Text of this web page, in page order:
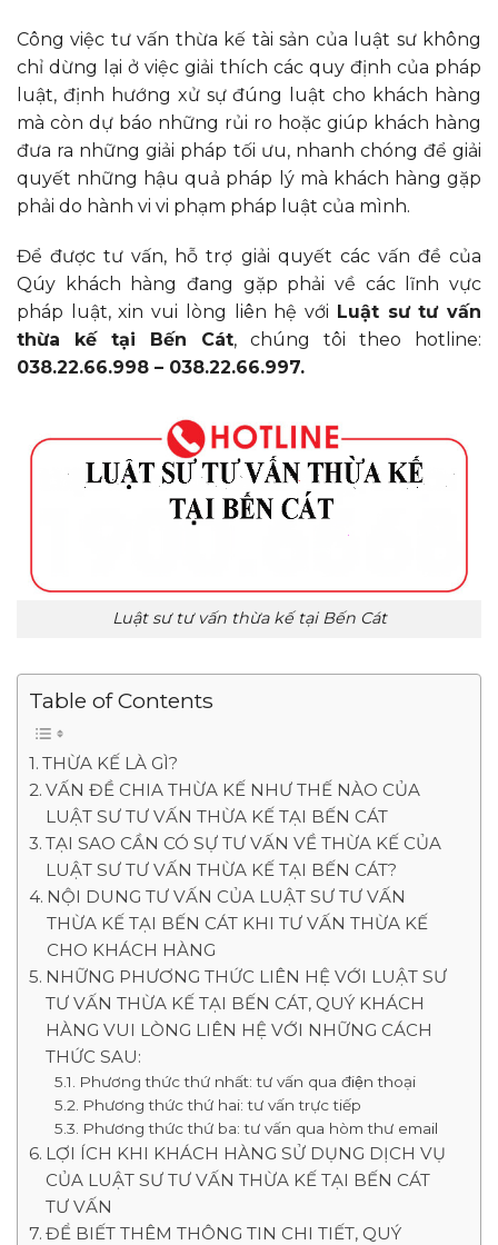
Công việc tư vấn thừa kế tài sản của luật sư không
chỉ dừng lại ở việc giải thích các quy định của pháp
luật, định hướng xử sự đúng luật cho khách hàng
mà còn dự báo những rủi ro hoặc giúp khách hàng
đưa ra những giải pháp tối ưu, nhanh chóng để giải
quyết những hậu quả pháp lý mà khách hàng gặp
phải do hành vi vi phạm pháp luật của mình.
Để được tư vấn, hỗ trợ giải quyết các vấn đề của
Qúy khách hàng đang gặp phải về các lĩnh vực
pháp luật, xin vui lòng liên hệ với Luật sư tư vấn
thừa kế tại Bến Cát, chúng tôi theo hotline:
038.22.66.998 – 038.22.66.997.
Luật sư tư vấn thừa kế tại Bến Cát
Table of Contents
THỪA KẾ LÀ GÌ?
VẤN ĐỀ CHIA THỪA KẾ NHƯ THẾ NÀO CỦA
LUẬT SƯ TƯ VẤN THỪA KẾ TẠI BẾN CÁT
TẠI SAO CẦN CÓ SỰ TƯ VẤN VỀ THỪA KẾ CỦA
LUẬT SƯ TƯ VẤN THỪA KẾ TẠI BẾN CÁT?
NỘI DUNG TƯ VẤN CỦA LUẬT SƯ TƯ VẤN
THỪA KẾ TẠI BẾN CÁT KHI TƯ VẤN THỪA KẾ
CHO KHÁCH HÀNG
NHỮNG PHƯƠNG THỨC LIÊN HỆ VỚI LUẬT SƯ
TƯ VẤN THỪA KẾ TẠI BẾN CÁT, QUÝ KHÁCH
HÀNG VUI LÒNG LIÊN HỆ VỚI NHỮNG CÁCH
THỨC SAU:
Phương thức thứ nhất: tư vấn qua điện thoại
Phương thức thứ hai: tư vấn trực tiếp
Phương thức thứ ba: tư vấn qua hòm thư email
LỢI ÍCH KHI KHÁCH HÀNG SỬ DỤNG DỊCH VỤ
CỦA LUẬT SƯ TƯ VẤN THỪA KẾ TẠI BẾN CÁT
TƯ VẤN
ĐỂ BIẾT THÊM THÔNG TIN CHI TIẾT, QUÝ